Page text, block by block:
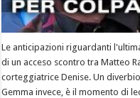
Le anticipazioni riguardanti
di un acceso scontro tra Matteo
corteggiatrice Denise. Un
Gemma invece, è il momento di